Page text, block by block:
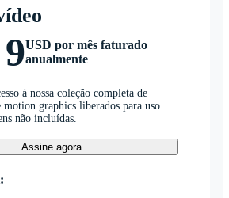
USD por mês faturado
anualmente
à nossa coleção completa de
motion graphics liberados para uso
não incluídas.
Assine agora